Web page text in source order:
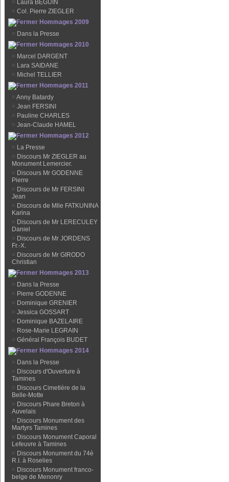
¤ Laura BEGUIN
¤ Col. Pierre ZIEGLER
Hommages 2009
¤ Dans la Presse
Hommages 2010
¤ Marcel DARGENT
¤ Lara SAIDANE
¤ Michel TELLIER
Hommages 2011
¤ Anny Batardy
¤ Jean FERSINI
¤ Pauline CHARLES
¤ Jean-Claude HAMEL
Hommages 2012
¤ La Presse
¤ Discours Mr ZIEGLER au
Monument Lemercier.
¤ Discours Mr GODENNE
Pierre
¤ Discours de Mr FERSINI
Jean
¤ Discours de Mlle FATKUNINA
Karina
¤ Discours de Mr LERECULEY
Daniel
¤ Discours de Mr JORDENS
Fr.-X.
¤ Discours de Mr GIRODO
Christian
Hommages 2013
¤ Dans la Presse
¤ Pierre GODENNE
¤ Dominique GRENIER
¤ Jessica GOSSART
¤ Dominique BAZELAIRE
¤ Rose-Marie LEGRAIN
¤ Général François BUDET
Hommages 2014
¤ Dans la Presse
¤ Discours d'Ouverture à
Tamines
¤ Discours Cimetière de la
Belle-Motte
¤ Discours Phare Breton à
Auvelais
¤ Discours Monument des
Martyrs Tamines
¤ Discours Monument Caporal
Lefeuvre à Tamines
¤ Discours Monument du 74è
R.I. à Roselies
¤ Discours Monument franco-
belge de Menonry